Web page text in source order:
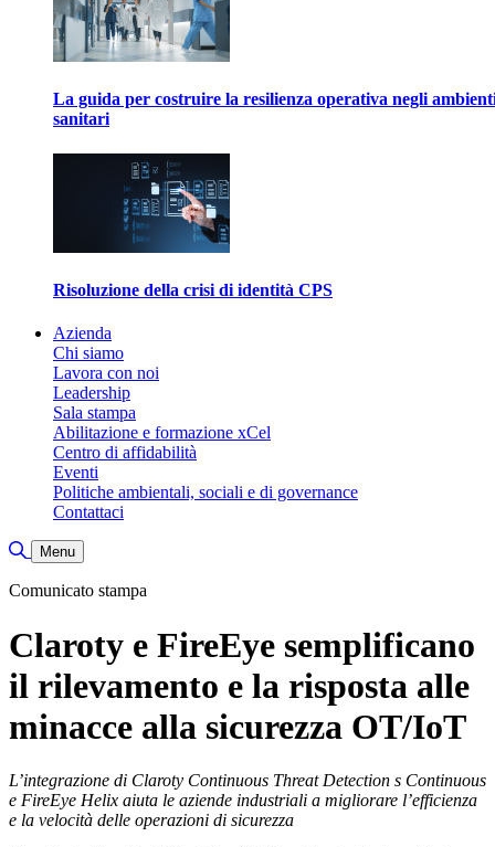
La guida per costruire la resilienza operativa negli
sanitari
Risoluzione della crisi di identità CPS
Azienda
Chi siamo
Lavora con noi
Leadership
Sala stampa
Abilitazione e formazione xCel
Centro di affidabilità
Eventi
Politiche ambientali, sociali e di governance
Contattaci
Attiva/disattiva ricerca
Menu
Comunicato stampa
Claroty e FireEye semplificano
il rilevamento e la risposta alle
minacce alla sicurezza OT/IoT
L’integrazione di Claroty Continuous Threat Detection s Continuous
e FireEye Helix aiuta le aziende industriali a migliorare l’efficienza
e la velocità delle operazioni di sicurezza